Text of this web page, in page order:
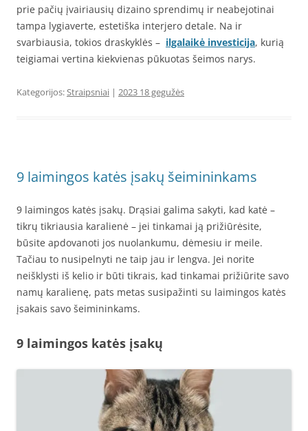
prie pačių įvairiausių dizaino sprendimų ir neabejotinai
tampa lygiaverte, estetiška interjero detale. Na ir
svarbiausia, tokios draskyklės – ilgalaikė investicija, kurią
teigiamai vertina kiekvienas pūkuotas šeimos narys.
Kategorijos:Straipsniai | 2023 18 gegužės
9 laimingos katės įsakų šeimininkams
9 laimingos katės įsakų. Drąsiai galima sakyti, kad katė –
tikrų tikriausia karalienė – jei tinkamai ją prižiūrėsite,
būsite apdovanoti jos nuolankumu, dėmesiu ir meile.
Tačiau to nusipelnyti ne taip jau ir lengva. Jei norite
neišklysti iš kelio ir būti tikrais, kad tinkamai prižiūrite savo
namų karalienę, pats metas susipažinti su laimingos katės
įsakais savo šeimininkams.
9 laimingos katės įsakų